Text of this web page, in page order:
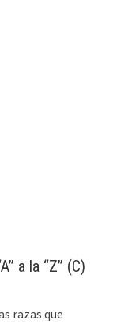
a la “Z” (C)
razas que